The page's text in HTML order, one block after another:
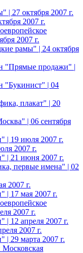
27 октября 2007 г.
2007 г.
2007 г.
рамы" | 24 октября
"Прямые продажи" |
"Букинист" | 04
плакат" | 20
| 06 сентября
19 июля 2007 г.
2007 г.
| 21 июня 2007 г.
первые имена" | 02
2007 г.
17 мая 2007 г.
2007 г.
12 апреля 2007 г.
2007 г.
29 марта 2007 г.